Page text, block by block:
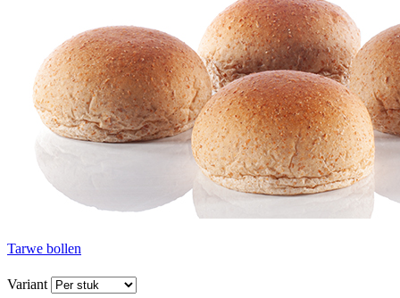
Tarwe bollen
Variant